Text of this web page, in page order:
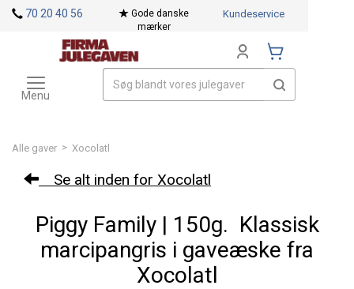
Alle gaver > Xocolatl
Se alt inden for Xocolatl
Piggy Family | 150g.  Klassisk
marcipangris i gaveæske fra
Xocolatl
70 20 40 56
Gode danske
mærker
Kundeservice
Toggle
navigation
Menu
Mærker